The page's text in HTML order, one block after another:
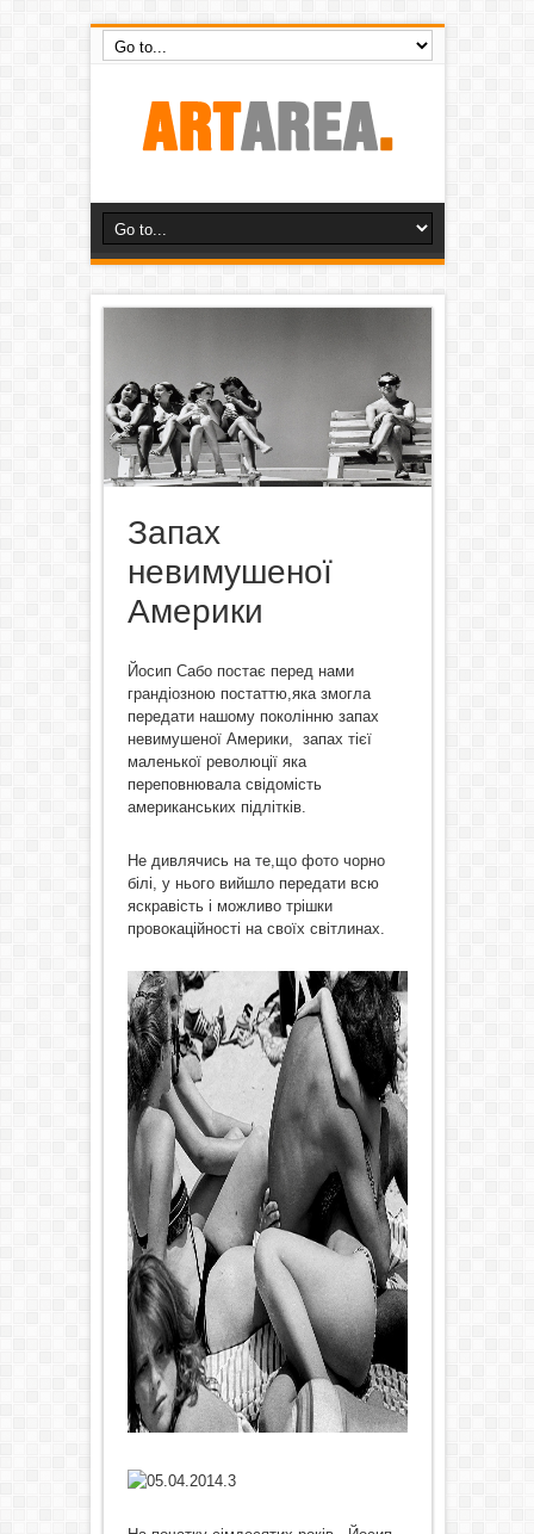
Запах
невимушеної
Америки
Йосип Сабо постає перед нами
грандіозною постаттю,яка змогла
передати нашому поколінню запах
невимушеної Америки, запах тієї
маленької революції яка
переповнювала свідомість
американських підлітків.
Не дивлячись на те,що фото чорно
білі, у нього вийшло передати всю
яскравість і можливо трішки
провокаційності на своїх світлинах.